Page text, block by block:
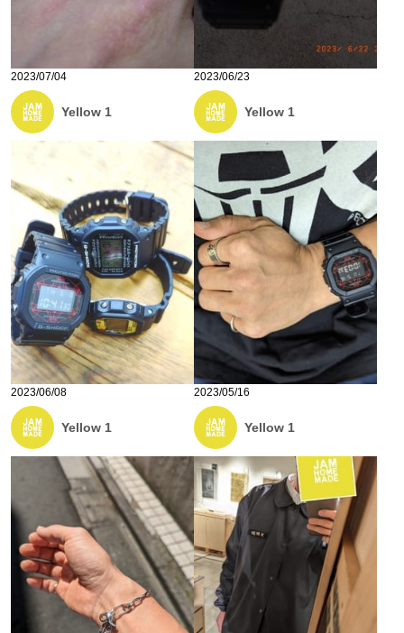
2023/07/04
Yellow 1
2023/06/23
Yellow 1
2023/06/08
Yellow 1
2023/05/16
Yellow 1